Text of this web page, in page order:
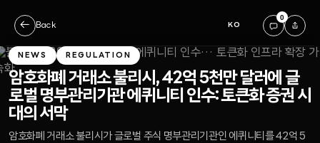
← Back KO
0
NEWS REGULATION
암호화폐 거래소 불리시, 42억 5천만 달러에 글
로벌 명부관리기관 에퀴니티 인수: 토큰화 증권 시
대의 서막
암호화폐 거래소 불리시가 글로벌 주식 명부관리기관인 에퀴니티를 42억 5